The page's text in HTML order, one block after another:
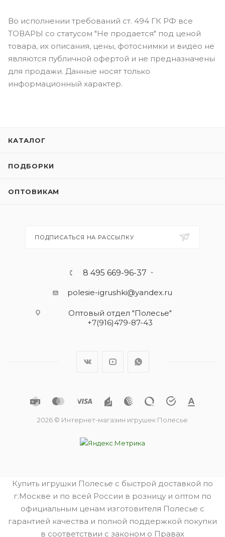
Во исполнении требований ст. 494 ГК РФ все
ТОВАРЫ со статусом "Не продается" под ценой
товара, их описания, цены, фотоснимки и видео не
являются публичной офертой и не предназначены
для продажи. Данные носят только
информационный характер.
КАТАЛОГ
ПОДБОРКИ
ОПТОВИКАМ
ПОДПИСАТЬСЯ НА РАССЫЛКУ
8 495 669-96-37
polesie-igrushki@yandex.ru
Оптовый отдел "Полесье"
+7(916)479-87-43
2026 © Интернет-магазин игрушек Полесье
Купить игрушки Полесье с быстрой доставкой по
г.Москве и по всей России в розницу и оптом по
официальным ценам изготовителя Полесье с
гарантией качества и полной поддержкой покупки
в соответствии с законом о Правах